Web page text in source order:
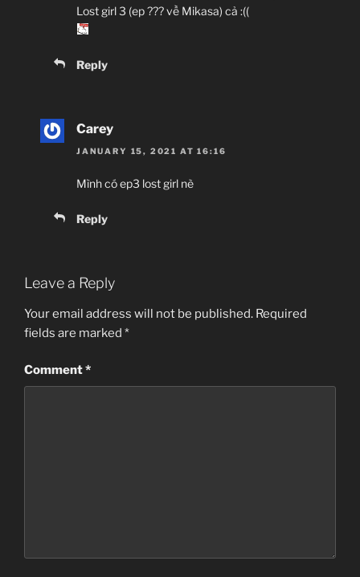
Lost girl 3 (ep ??? về Mikasa) cả :((
Reply
Carey
JANUARY 15, 2021 AT 16:16
Mình có ep3 lost girl nè
Reply
Leave a Reply
Your email address will not be published. Required
fields are marked *
Comment*